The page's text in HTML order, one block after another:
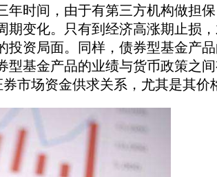
年时间，由于有第三方机构做担
期变化。只有到经济高涨期止损
投资局面。同样，债券型基金产
型基金产品的业绩与货币政策之
市场资金供求关系，尤其是其